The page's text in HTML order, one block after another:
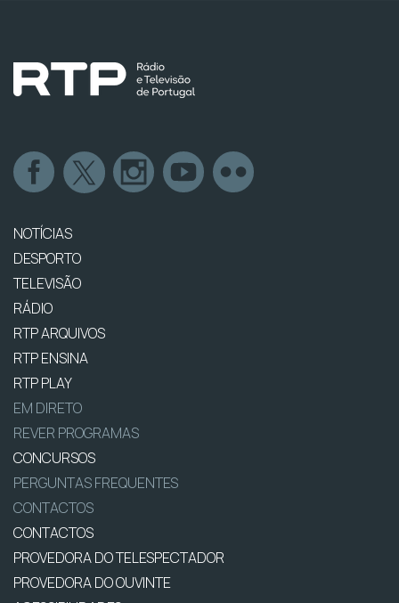
NOTÍCIAS
DESPORTO
TELEVISÃO
RÁDIO
RTP ARQUIVOS
RTP ENSINA
RTP PLAY
EM DIRETO
REVER PROGRAMAS
CONCURSOS
PERGUNTAS FREQUENTES
CONTACTOS
CONTACTOS
PROVEDORA DO TELESPECTADOR
PROVEDORA DO OUVINTE